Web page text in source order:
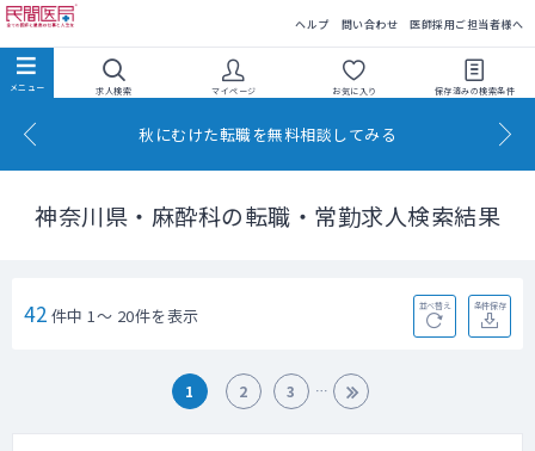
ヘルプ 問い合わせ 医師採用ご担当者様へ
求人検索 マイページ お気に入り 保存済みの検索条件
秋にむけた転職を無料相談してみる
神奈川県・麻酔科の転職・常勤求人検索結果
42 件中 1～ 20件を表示 並べ替え 条件保存
1 2 3